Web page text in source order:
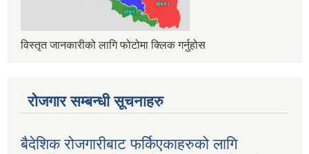
विस्तृत जानकारीको लागि फोटोमा क्लिक गर्नुहोस
रोजगार सम्बन्धी सूचनाहरु
बैदेशिक रोजगारीबाट फर्किएकाहरुको लागि